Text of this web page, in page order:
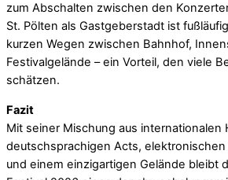
zum Abschalten zwischen den
St. Pölten als Gastgeberstadt ist
kurzen Wegen zwischen Bahnhof,
Festivalgelände – ein Vorteil, den viele
schätzen.
Fazit
Mit seiner Mischung aus internationalen
deutschsprachigen Acts,
und einem einzigartigen Gelände bleibt